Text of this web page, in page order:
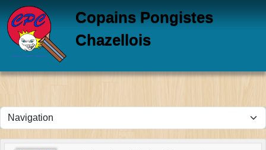
Copains Pongistes
Chazellois
Panneau de gestion des cookies